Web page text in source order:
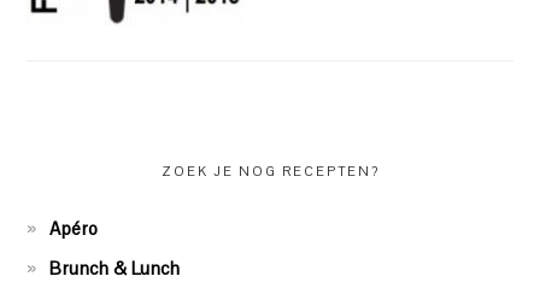
ZOEK JE NOG RECEPTEN?
Apéro
Brunch & Lunch